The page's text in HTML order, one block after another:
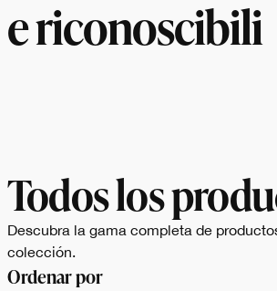
e riconoscibili
Todos los
Descubra la gama completa de
colección.
Ordenar por